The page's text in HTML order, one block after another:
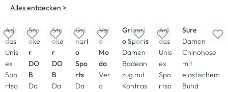
Alles entdecken >
-33%
Adi
das
Unis
ex
Spo
rtso
-37%
Sto
oke
r
DO
B
Da
-33
Sto
oke
r
DO
B
Da
Gri
nari
o
Spo
rts
Da
Ver
o
Mo
da
Ver
o
Grinari
o Sports
Damen
Badean
zug mit
Kontras
Adi
das
Unis
ex
Spo
rtso
Sure
Damen
Chinohose
mit
elastischem
Bund